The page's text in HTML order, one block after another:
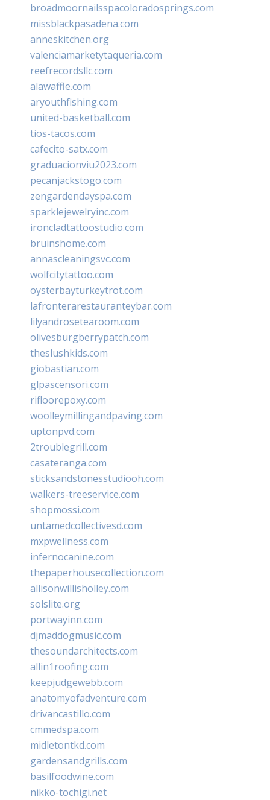
broadmoornailsspacoloradosprings.com
missblackpasadena.com
anneskitchen.org
valenciamarketytaqueria.com
reefrecordsllc.com
alawaffle.com
aryouthfishing.com
united-basketball.com
tios-tacos.com
cafecito-satx.com
graduacionviu2023.com
pecanjackstogo.com
zengardendayspa.com
sparklejewelryinc.com
ironcladtattoostudio.com
bruinshome.com
annascleaningsvc.com
wolfcitytattoo.com
oysterbayturkeytrot.com
lafronterarestauranteybar.com
lilyandrosetearoom.com
olivesburgberrypatch.com
theslushkids.com
giobastian.com
glpascensori.com
rifloorepoxy.com
woolleymillingandpaving.com
uptonpvd.com
2troublegrill.com
casateranga.com
sticksandstonesstudiooh.com
walkers-treeservice.com
shopmossi.com
untamedcollectivesd.com
mxpwellness.com
infernocanine.com
thepaperhousecollection.com
allisonwillisholley.com
solslite.org
portwayinn.com
djmaddogmusic.com
thesoundarchitects.com
allin1roofing.com
keepjudgewebb.com
anatomyofadventure.com
drivancastillo.com
cmmedspa.com
midletontkd.com
gardensandgrills.com
basilfoodwine.com
nikko-tochigi.net